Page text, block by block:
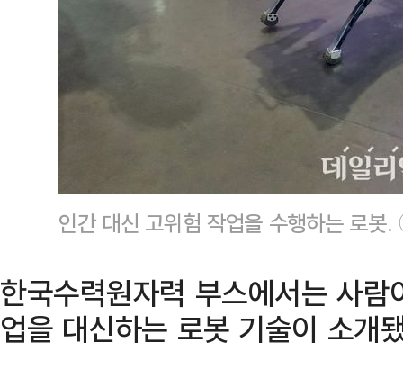
인간 대신 고위험 작업을 수행하는 로
한국수력원자력 부스에서는 사
업을 대신하는 로봇 기술이 소개